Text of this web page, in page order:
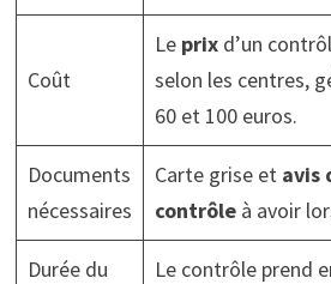
Coût
Le prixd’un
selon les centres,
60 et 100 euros.
Documents
nécessaires
Carte grise et avis
contrôleà avoir
Durée du
Le contrôle prend